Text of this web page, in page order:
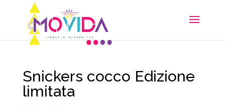
Snickers cocco Edizione
limitata